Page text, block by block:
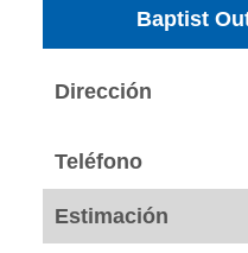
Baptist
Dirección
Teléfono
Estimación